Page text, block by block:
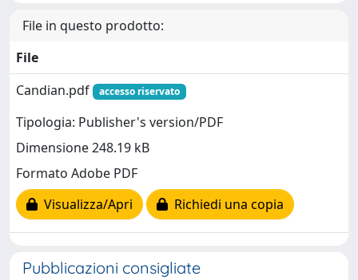
File in questo prodotto:
File
Candian.pdf
accesso riservato
Tipologia: Publisher's version/PDF
Dimensione 248.19 kB
Formato Adobe PDF
Visualizza/Apri
Richiedi una copia
Pubblicazioni consigliate